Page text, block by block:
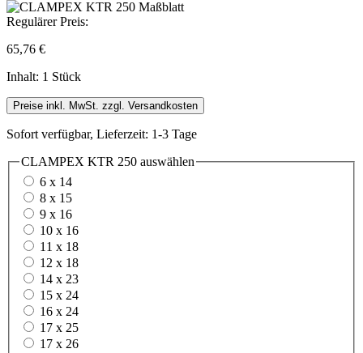
Regulärer Preis:
65,76 €
Inhalt: 1 Stück
Preise inkl. MwSt. zzgl. Versandkosten
Sofort verfügbar, Lieferzeit: 1-3 Tage
CLAMPEX KTR 250 auswählen
6 x 14
8 x 15
9 x 16
10 x 16
11 x 18
12 x 18
14 x 23
15 x 24
16 x 24
17 x 25
17 x 26